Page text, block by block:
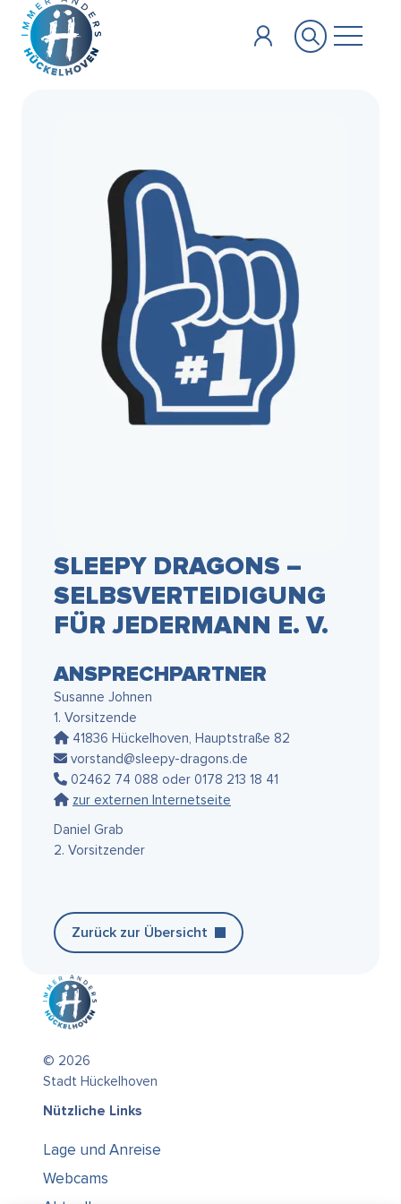
Zum Hauptinhalt springen
SLEEPY DRAGONS –
SELBSVERTEIDIGUNG
FÜR JEDERMANN E. V.
ANSPRECHPARTNER
Susanne Johnen
1. Vorsitzende
41836 Hückelhoven, Hauptstraße 82
vorstand@sleepy-dragons.de
02462 74 088 oder 0178 213 18 41
zur externen Internetseite
Daniel Grab
2. Vorsitzender
Zurück zur Übersicht
© 2026
Stadt Hückelhoven
Nützliche Links
Lage und Anreise
Webcams